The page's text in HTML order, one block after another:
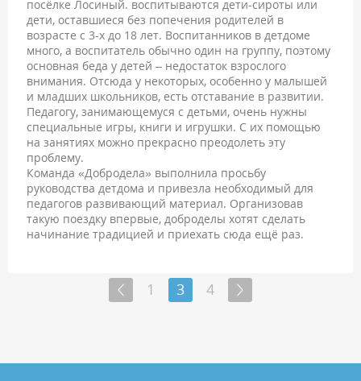
посёлке Лосиный. воспитываются дети-сироты или
дети, оставшиеся без попечения родителей в
возрасте с 3-х до 18 лет. Воспитанников в детдоме
много, а воспитатель обычно один на группу, поэтому
основная беда у детей – недостаток взрослого
внимания. Отсюда у некоторых, особенно у малышей
и младших школьников, есть отставание в развитии.
Педагогу, занимающемуся с детьми, очень нужны
специальные игры, книги и игрушки. С их помощью
на занятиях можно прекрасно преодолеть эту
проблему.
Команда «Добродела» выполнила просьбу
руководства детдома и привезла необходимый для
педагогов развивающий материал. Организовав
такую поездку впервые, доброделы хотят сделать
начинание традицией и приехать сюда ещё раз.
1 3 4